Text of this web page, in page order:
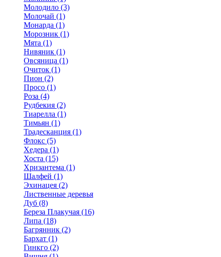
Молодило (3)
Молочай (1)
Монарда (1)
Морозник (1)
Мята (1)
Нивяник (1)
Овсяница (1)
Очиток (1)
Пион (2)
Просо (1)
Роза (4)
Рудбекия (2)
Тиарелла (1)
Тимьян (1)
Традесканция (1)
Флокс (5)
Хедера (1)
Хоста (15)
Хризантема (1)
Шалфей (1)
Эхинацея (2)
Лиственные деревья
Дуб (8)
Береза Плакучая (16)
Липа (18)
Багрянник (2)
Бархат (1)
Гинкго (2)